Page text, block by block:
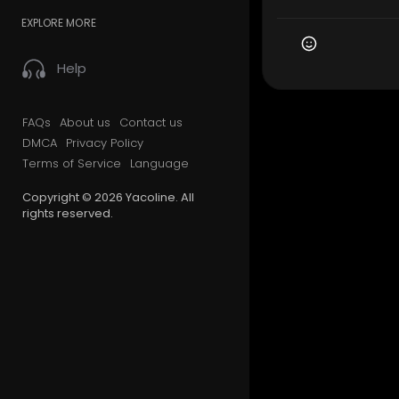
EXPLORE MORE
Help
FAQs About us
Contact us
DMCA Privacy Policy
Terms of Service
Language
Copyright © 2026 Yacoline. All
rights reserved.